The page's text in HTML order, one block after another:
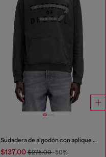
Sudadera de algodón con aplique de D
$137.00$275.00-50%